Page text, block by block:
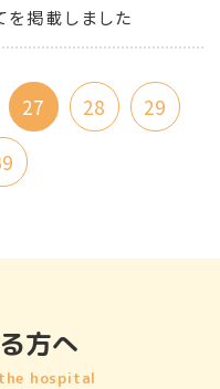
掲載しました
27 28
29
方へ
hospital